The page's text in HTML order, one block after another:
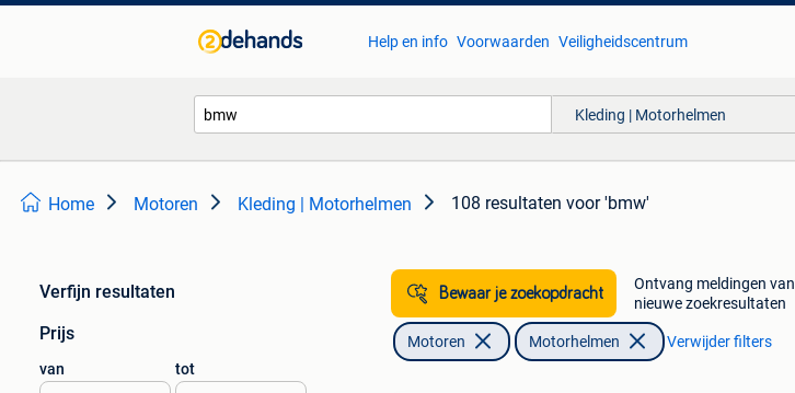
Help en info Voorwaarden Veiligheidscentrum
Kleding | Motorhelmen
Home Motoren Kleding | Motorhelmen 108 resultaten voor 'bmw'
Verfijn resultaten
Prijs
van tot
Bewaar je zoekopdracht
Ontvang meldingen van
nieuwe zoekresultaten
Motoren Motorhelmen Verwijder filters